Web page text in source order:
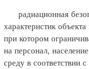
радиационная
характеристик
при котором
на персонал,
среду в соответствии